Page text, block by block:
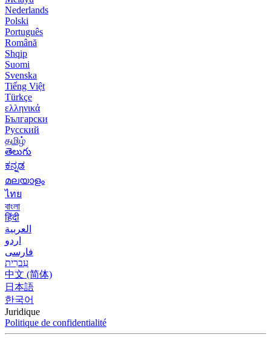
Nederlands
Polski
Português
Română
Shqip
Suomi
Svenska
Tiếng Việt
Türkçe
ελληνικά
Български
Русский
தமிழ்
తెలుగు
ಕನ್ನಡ
മലയാളം
ไทย
বাংলা
हिंदी
العربية
اردو
فارسی
עִברִית
中文 (简体)
日本語
한국어
Juridique
Politique de confidentialité